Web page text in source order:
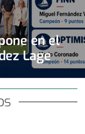
en el
Lage